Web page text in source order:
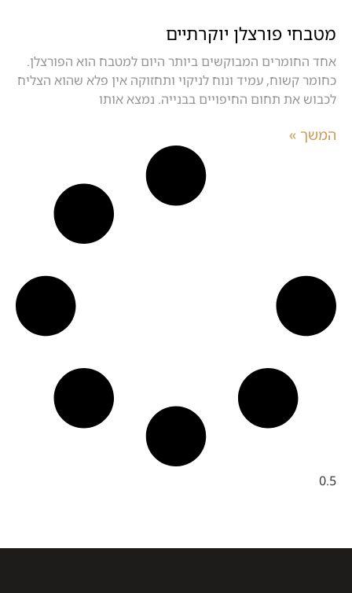
מטבחי פורצלן יוקרתיים
אחד החומרים המבוקשים ביותר היום למטבח הוא הפורצלן.
כחומר קשוח, עמיד ונוח לניקוי ותחזוקה אין פלא שהוא הצליח
לכבוש את תחום החיפויים בבנייה. נמצא אותו
המשך »